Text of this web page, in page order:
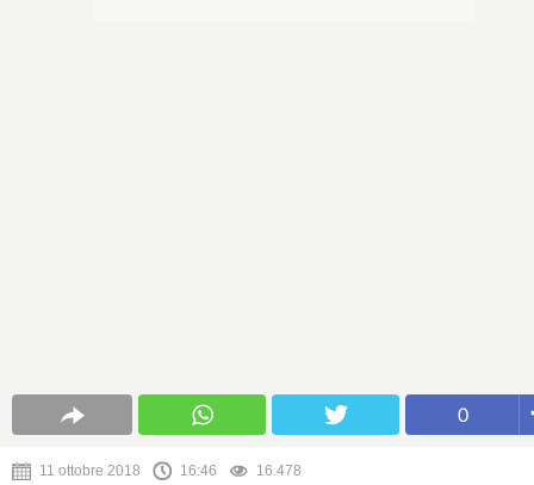
0
11 ottobre 2018 16:46 16.478